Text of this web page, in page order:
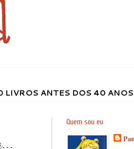
LIVROS ANTES DOS 40 ANOS
Quem sou eu